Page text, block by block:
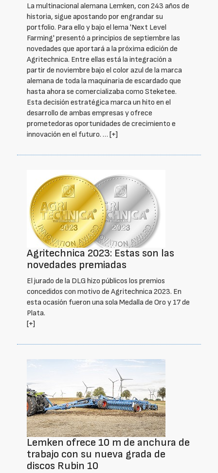
La multinacional alemana Lemken, con 243 años de
historia, sigue apostando por engrandar su
portfolio. Para ello y bajo el lema 'Next Level
Farming' presentó a principios de septiembre las
novedades que aportará a la próxima edición de
Agritechnica. Entre ellas está la integración a
partir de noviembre bajo el color azul de la marca
alemana de toda la maquinaria de escardado que
hasta ahora se comercializaba como Steketee.
Esta decisión estratégica marca un hito en el
desarrollo de ambas empresas y ofrece
prometedoras oportunidades de crecimiento e
innovación en el futuro. … [+]
Agritechnica 2023: Estas son las
novedades premiadas
El jurado de la DLG hizo públicos los premios
concedidos con motivo de Agritechnica 2023. En
esta ocasión fueron una sola Medalla de Oro y 17 de
Plata.
[+]
Lemken ofrece 10 m de anchura de
trabajo con su nueva grada de
discos Rubin 10